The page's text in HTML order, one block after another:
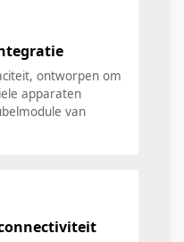
ontworpen om
apparaten
van